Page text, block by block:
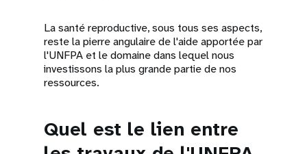
La santé reproductive, sous tous ses aspects,
reste la pierre angulaire de l'aide apportée par
l'UNFPA et le domaine dans lequel nous
investissons la plus grande partie de nos
ressources.
Quel est le lien entre